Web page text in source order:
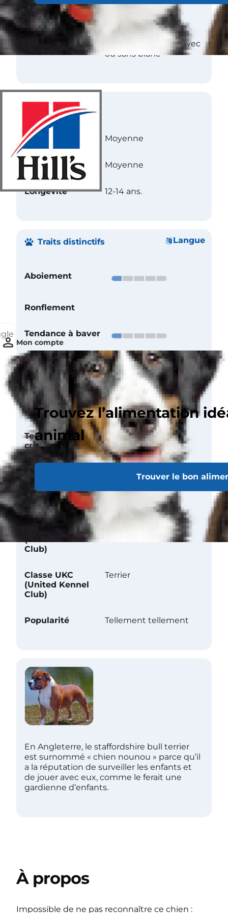
Langue
Mon compte
Trouvez l’alimentation
animal
Trouver le bon
Texture Plat
Couleur(s)
Rouge, fauve, noir,
blanc, bleu, bringé avec
ou sans blanc
Soins
Exercice Moyenne
Niveau d’énergie Moyenne
Longévité 12-14 ans.
Traits distinctifs
Aboiement
Ronflement
Tendance à baver
Entretien du
pelage
Besoins
particuliers
Tendance à
creuser
Reconnaissance officielle
(American Kennel
Club)
Classe UKC
(United Kennel
Club)
Terrier
Popularité Tellement tellement
En Angleterre, le staffordshire bull terrier
est surnommé « chien nounou » parce qu’il
a la réputation de surveiller les enfants et
de jouer avec eux, comme le ferait une
gardienne d’enfants.
À propos
Impossible de ne pas reconnaître ce chien :